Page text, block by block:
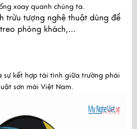
xoay quanh chúng ta.
trừu tượng nghệ thuật dùng để
phòng khách,...
sự kết hợp tài tình giữa trường phái
sơn mài Việt Nam.